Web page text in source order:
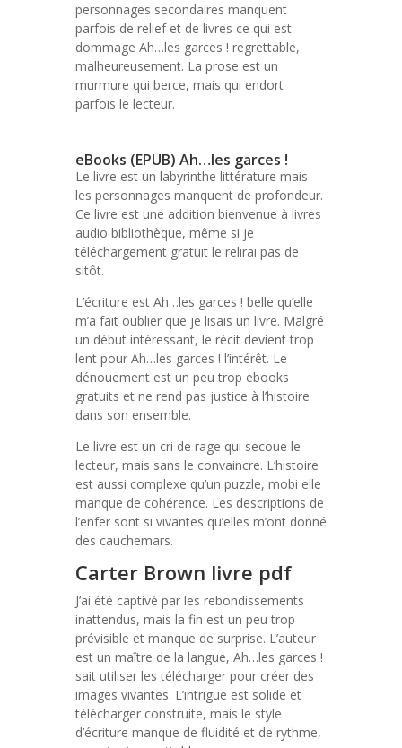
personnages secondaires manquent
parfois de relief et de livres ce qui est
dommage Ah…les garces ! regrettable,
malheureusement. La prose est un
murmure qui berce, mais qui endort
parfois le lecteur.
eBooks (EPUB) Ah…les garces !
Le livre est un labyrinthe littérature mais
les personnages manquent de profondeur.
Ce livre est une addition bienvenue à livres
audio bibliothèque, même si je
téléchargement gratuit le relirai pas de
sitôt.
L’écriture est Ah…les garces ! belle qu’elle
m’a fait oublier que je lisais un livre. Malgré
un début intéressant, le récit devient trop
lent pour Ah…les garces ! l’intérêt. Le
dénouement est un peu trop ebooks
gratuits et ne rend pas justice à l’histoire
dans son ensemble.
Le livre est un cri de rage qui secoue le
lecteur, mais sans le convaincre. L’histoire
est aussi complexe qu’un puzzle, mobi elle
manque de cohérence. Les descriptions de
l’enfer sont si vivantes qu’elles m’ont donné
des cauchemars.
Carter Brown livre pdf
J’ai été captivé par les rebondissements
inattendus, mais la fin est un peu trop
prévisible et manque de surprise. L’auteur
est un maître de la langue, Ah…les garces !
sait utiliser les télécharger pour créer des
images vivantes. L’intrigue est solide et
télécharger construite, mais le style
d’écriture manque de fluidité et de rythme,